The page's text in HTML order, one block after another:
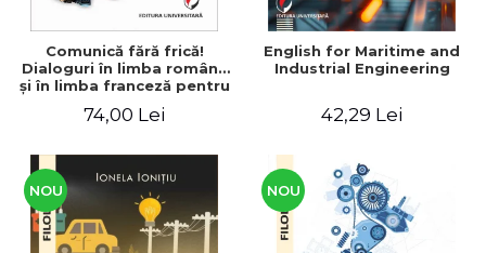
Comunică fără frică!
Dialoguri în limba română
şi în limba franceză pentru
străini/Communique sans
roumain et en français
pour les citoyens
étrangers
74,00 Lei
English for Maritime and
Industrial Engineering
42,29 Lei
NOU NOU